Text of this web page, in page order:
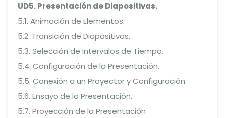
UD5. Presentación de Diapositivas.
5.1. Animación de Elementos.
5.2. Transición de Diapositivas.
5.3. Selección de Intervalos de Tiempo.
5.4. Configuración de la Presentación.
5.5. Conexión a un Proyector y Configuración.
5.6. Ensayo de la Presentación.
5.7. Proyección de la Presentación